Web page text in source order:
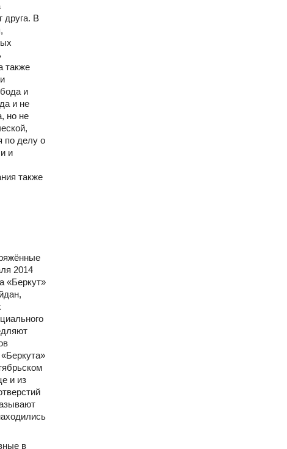
друга. В
также
и
и не
но не
по делу о
и
также
2014
«Беркут»
и из
в